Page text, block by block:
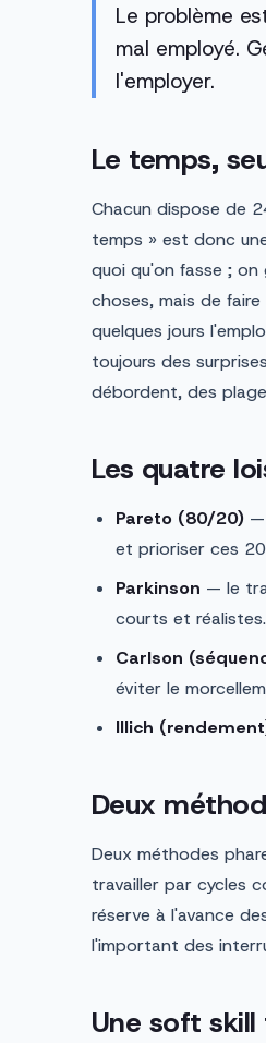
Le problème
mal employé.
l'employer.
Le temps,
Chacun dispose de
temps » est donc
quoi qu'on fasse ;
choses, mais de
quelques jours
toujours des
débordent, des
Les quatre
Pareto (80/20) —
et prioriser ces
Parkinson — le
courts et réalistes.
Carlson
éviter le
Illich
Deux
Deux méthodes
travailler par cycles
réserve à l'avance
l'important des
Une soft